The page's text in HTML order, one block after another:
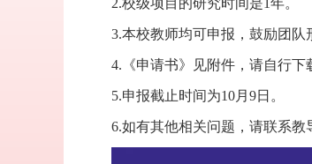
2.校级项目的研究时间是1年。
3.本校教师均可申报，鼓励团队
4.《申请书》见附件，请自行下
5.申报截止时间为10月9日。
6.如有其他相关问题，请联系教